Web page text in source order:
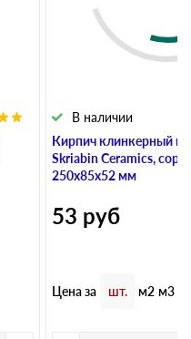
Кирпич клинкерный
Skriabin Ceramics,
250х85х52 мм
В наличии
53 руб
Цена за шт. м2 м3